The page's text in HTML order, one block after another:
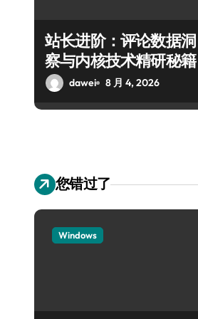
站长进阶：评论数据洞
察与内核技术精研秘籍
dawei 8 月 4, 2026
您错过了
Windows